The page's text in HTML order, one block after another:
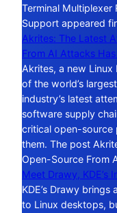
Terminal Multiplexer
Support appeared
Akrites: The Latest
From AI Attacks
Akrites, a new
of the world’s
industry’s latest
software supply
critical open-source
them. The post
Open-Source From
Meet Drawy, KDE’s
KDE’s Drawy
to Linux desktops,